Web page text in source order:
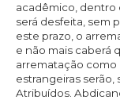
acadêmico, dentro
será desfeita, sem
este prazo, o
e não mais caberá
arrematação como
estrangeiras
Atribuídos.